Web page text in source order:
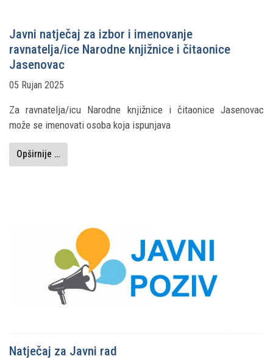
Javni natječaj za izbor i imenovanje
ravnatelja/ice Narodne knjižnice i čitaonice
Jasenovac
05 Rujan 2025
Za ravnatelja/icu Narodne knjižnice i čitaonice Jasenovac
može se imenovati osoba koja ispunjava
Opširnije …
Natječaj za Javni rad